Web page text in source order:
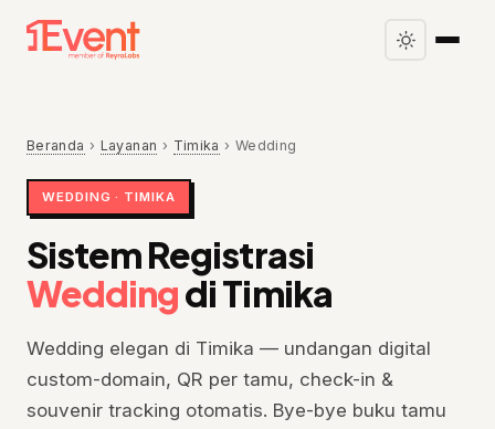
Beranda › Layanan › Timika › Wedding
WEDDING · TIMIKA
Sistem Registrasi
Weddingdi Timika
Wedding elegan di Timika — undangan digital
custom-domain, QR per tamu, check-in &
souvenir tracking otomatis. Bye-bye buku tamu